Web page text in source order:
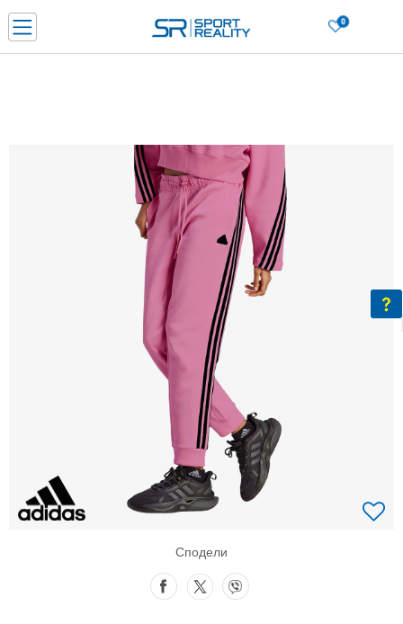
0
& COLLECT Платете со картичка online и подигнете во продавницата по ваш
ДОЗНАЈ ПОВЕЌЕ
Ценовник
ДОЗНАЈ ПОВЕЌЕ
Сподели